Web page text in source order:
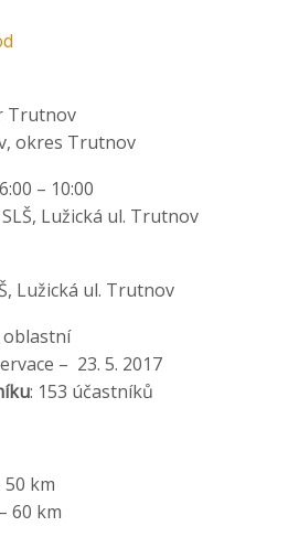
Trutnov
okres Trutnov
– 10:00
Lužická ul. Trutnov
Lužická ul. Trutnov
oblastní
– 23. 5. 2017
: 153 účastníků
km
60 km